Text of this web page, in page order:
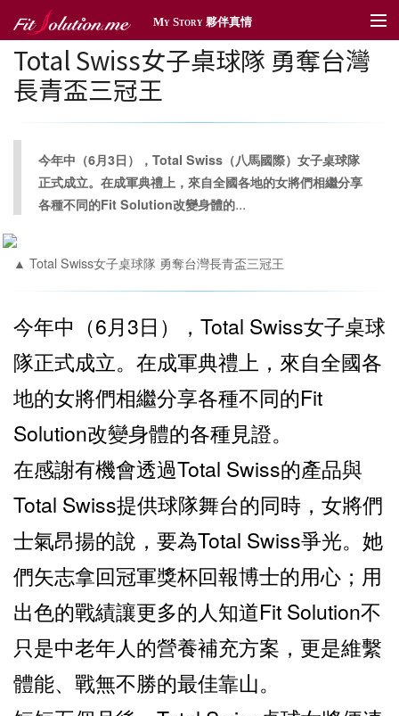
My Story 夥伴真情
夥伴真情
傳情遞愛
體育贊助
社區深耕
獎勵旅遊
新聞管理
Total Swiss女子桌球隊 勇奪台灣
長青盃三冠王
今年中（6月3日），Total Swiss（八馬國際）女子桌球隊
正式成立。在成軍典禮上，來自全國各地的女將們相繼分享
各種不同的Fit Solution改變身體的...
▲ Total Swiss女子桌球隊 勇奪台灣長青盃三冠王
今年中（6月3日），Total Swiss女子桌球
隊正式成立。在成軍典禮上，來自全國各
地的女將們相繼分享各種不同的Fit
Solution改變身體的各種見證。
在感謝有機會透過Total Swiss的產品與
Total Swiss提供球隊舞台的同時，女將們
士氣昂揚的說，要為Total Swiss爭光。她
們矢志拿回冠軍獎杯回報博士的用心；用
出色的戰績讓更多的人知道Fit Solution不
只是中老年人的營養補充方案，更是維繫
體能、戰無不勝的最佳靠山。